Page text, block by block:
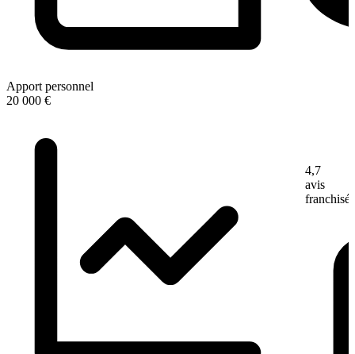
Apport personnel
20 000 €
4,7
avis
franchisé